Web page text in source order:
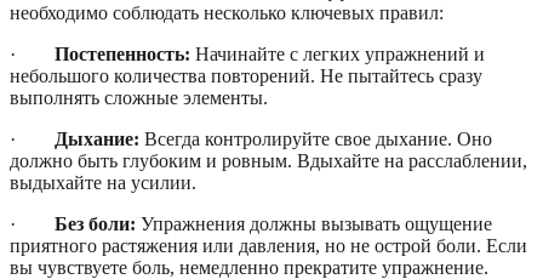
необходимо соблюдать несколько ключевых правил:
· Постепенность: Начинайте с легких упражнений и
небольшого количества повторений. Не пытайтесь сразу
выполнять сложные элементы.
·
Дыхание: Всегда контролируйте свое дыхание. Оно
должно быть глубоким и ровным. Вдыхайте на расслаблении,
выдыхайте на усилии.
· Без боли: Упражнения должны вызывать ощущение
приятного растяжения или давления, но не острой боли. Если
вы чувствуете боль, немедленно прекратите упражнение.